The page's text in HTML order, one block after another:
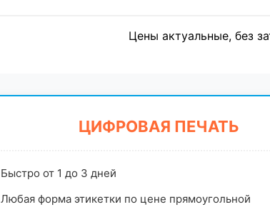
Цены актуальные, без
ЦИФРОВАЯ ПЕЧАТЬ
Быстро от 1 до 3 дней
Любая форма этикетки по цене прямоугольной